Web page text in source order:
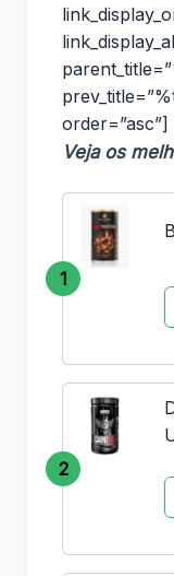
order=”asc”]
Veja os
1
2